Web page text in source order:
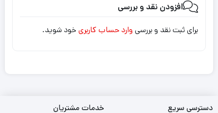
افزودن نقد و بررسی
برای ثبت نقد و بررسی وارد حساب کاربری خود شوید.
دسترسی سریع خدمات مشتریان